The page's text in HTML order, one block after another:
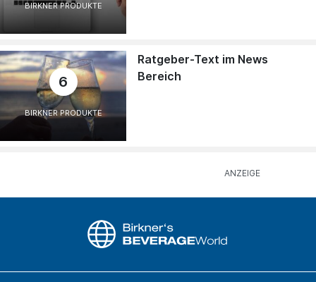
BIRKNER PRODUKTE
6
BIRKNER PRODUKTE
Ratgeber-Text im News
Bereich